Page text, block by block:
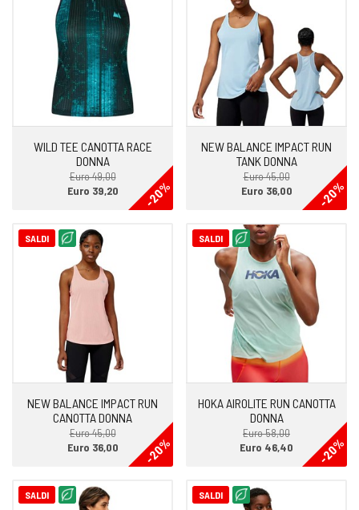
WILD TEE CANOTTA RACE
DONNA
Euro 49,00
-20%
Euro 39,20
NEW BALANCE IMPACT RUN
TANK DONNA
Euro 45,00
-20%
Euro 36,00
SALDI
NEW BALANCE IMPACT RUN
CANOTTA DONNA
Euro 45,00
-20%
Euro 36,00
SALDI
HOKA AIROLITE RUN CANOTTA
DONNA
Euro 58,00
-20%
Euro 46,40
SALDI SALDI